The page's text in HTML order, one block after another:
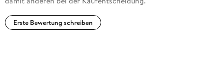
Erste Bewertung schreiben